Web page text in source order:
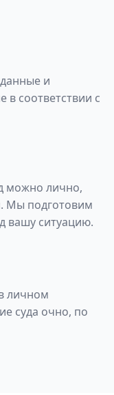
и
в соответствии с
можно лично,
Мы подготовим
вашу ситуацию.
личном
суда очно, по